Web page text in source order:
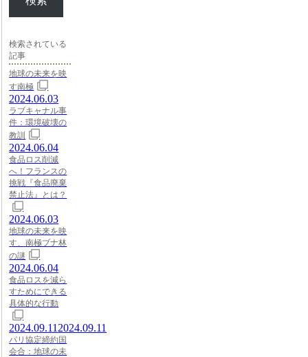
検索されている
記事
地球の未来を映
す南極
2024.06.03
ラブキャナル事
件：環境破壊の
教訓
2024.06.04
食品ロス削減
へ！フランスの
挑戦『食品廃棄
禁止法』とは？
2024.06.03
地球の未来を映
す、南極ブナ林
の謎
2024.06.04
食品ロスを減ら
すためにできる
具体的な行動
2024.09.11 2024.09.11
パリ協定締約国
会合：地球の未